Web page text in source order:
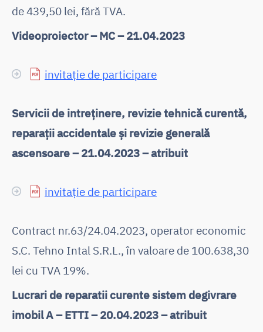
de 439,50 lei, fără TVA.
Videoproiector – MC – 21.04.2023
invitație de participare
Servicii de intreținere, revizie tehnică curentă,
reparații accidentale și revizie generală
ascensoare – 21.04.2023 – atribuit
invitație de participare
Contract nr.63/24.04.2023, operator economic
S.C. Tehno Intal S.R.L., în valoare de 100.638,30
lei cu TVA 19%.
Lucrari de reparatii curente sistem degivrare
imobil A – ETTI – 20.04.2023 – atribuit